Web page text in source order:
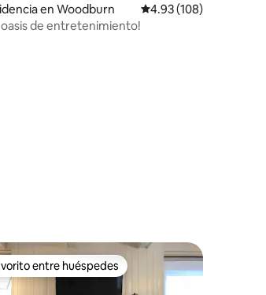
4.97 de 5; 279 evaluaciones
en Woodburn Calificación promedio:
4.93 (108)
oasis de entretenimiento!
entre huéspedes
entre huéspedes